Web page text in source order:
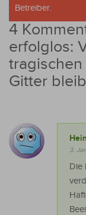
Betreiber.
4
erfolglos:
Gitter
3.
Die